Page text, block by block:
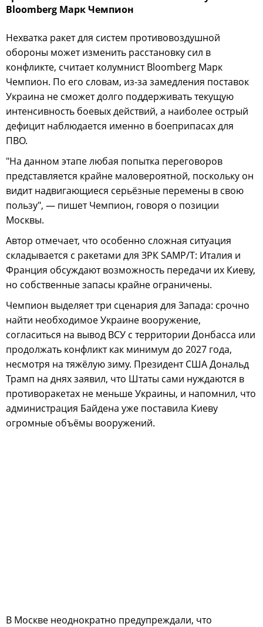
Bloomberg Марк Чемпион
Нехватка ракет для систем противовоздушной
обороны может изменить расстановку сил в
конфликте, считает колумнист Bloomberg Марк
Чемпион. По его словам, из-за замедления поставок
Украина не сможет долго поддерживать текущую
интенсивность боевых действий, а наиболее острый
дефицит наблюдается именно в боеприпасах для
ПВО.
"На данном этапе любая попытка переговоров
представляется крайне маловероятной, поскольку он
видит надвигающиеся серьёзные перемены в свою
пользу", — пишет Чемпион, говоря о позиции
Москвы.
Автор отмечает, что особенно сложная ситуация
складывается с ракетами для ЗРК SAMP/T: Италия и
Франция обсуждают возможность передачи их Киеву,
но собственные запасы крайне ограничены.
Чемпион выделяет три сценария для Запада: срочно
найти необходимое Украине вооружение,
согласиться на вывод ВСУ с территории Донбасса или
продолжать конфликт как минимум до 2027 года,
несмотря на тяжёлую зиму. Президент США Дональд
Трамп на днях заявил, что Штаты сами нуждаются в
противоракетах не меньше Украины, и напомнил, что
администрация Байдена уже поставила Киеву
огромные объёмы вооружений.
В Москве неоднократно предупреждали, что